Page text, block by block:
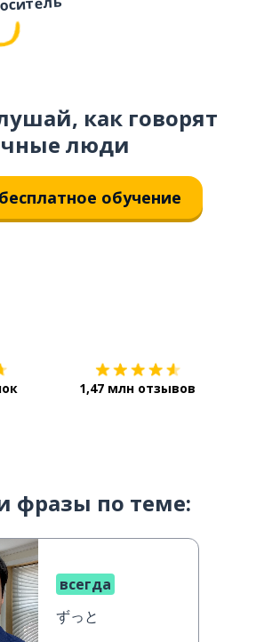
как говорят
люди
обучение
1,47 млн отзывов
фразы по теме:
всегда
ずっと